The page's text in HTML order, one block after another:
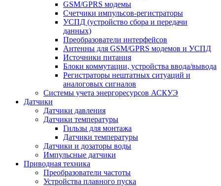
GSM/GPRS модемы
Счетчики импульсов-регистраторы
УСПД (устройство сбора и передачи
данных)
Преобразователи интерфейсов
Антенны для GSM/GPRS модемов и УСПД
Источники питания
Блоки коммутации, устройства ввода/вывода
Регистраторы нештатных ситуаций и
аналоговых сигналов
Системы учета энергоресурсов АСКУЭ
Датчики
Датчики давления
Датчики температуры
Гильзы для монтажа
Датчики температуры
Датчики и дозаторы воды
Импульсные датчики
Приводная техника
Преобразователи частоты
Устройства плавного пуска